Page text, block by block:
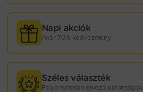
Napi akciók
Akár 70% kedvezmény
Széles választék
Folyamatosan érkező újdonságok